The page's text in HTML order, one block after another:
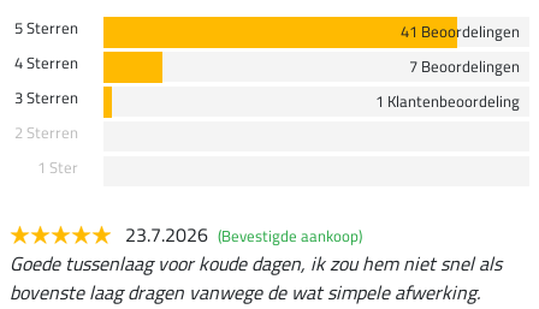
5 Sterren
41 Beoordelingen
4 Sterren
7 Beoordelingen
3 Sterren
1 Klantenbeoordeling
2 Sterren
1 Ster
23.7.2026 (Bevestigde aankoop)
Goede tussenlaag voor koude dagen, ik zou hem niet snel als
bovenste laag dragen vanwege de wat simpele afwerking.